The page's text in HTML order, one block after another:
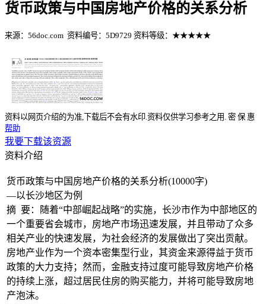
货币政策与中国房地产价格的关系分析
来源：56doc.com 资料编号：5D9729 资料等级：★★★★★
资料以网页介绍的为准,下载后不会有水印.资料仅供学习参考之用. 密 保 惠
帮助
我要下载该资源
资料介绍
货币政策与中国房地产价格的关系分析(10000字)
—以长沙地区为例
摘 要：随着“中部崛起战略”的实施，长沙市作为中部地区的
一个重要省会城市，房地产市场迅速发展，并且带动了众多
相关产业的快速发展，为社会经济的发展做出了突出贡献。
房地产业作为一个资本密集型行业，其资金来源得益于货币
政策的大力支持；然而，金融支持过度可能导致房地产价格
的持续上涨，超过居民住房的购买能力，并将可能导致房地
产泡沫。